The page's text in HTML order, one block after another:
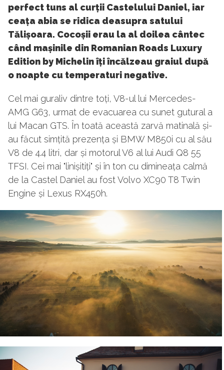
perfect tuns al curții Castelului Daniel, iar
ceața abia se ridica deasupra satului
Tălișoara. Cocoșii erau la al doilea cântec
când mașinile din Romanian Roads Luxury
Edition by Michelin îți încălzeau graiul după
o noapte cu temperaturi negative.
Cel mai guraliv dintre toți, V8-ul lui Mercedes-
AMG G63, urmat de evacuarea cu sunet gutural a
lui Macan GTS. În toată această zarvă matinală și-
au făcut simțită prezența și BMW M850i cu al său
V8 de 4.4 litri, dar și motorul V6 al lui Audi Q8 55
TFSI. Cei mai "linișitiți" și în ton cu dimineața calmă
de la Castel Daniel au fost Volvo XC90 T8 Twin
Engine și Lexus RX450h.